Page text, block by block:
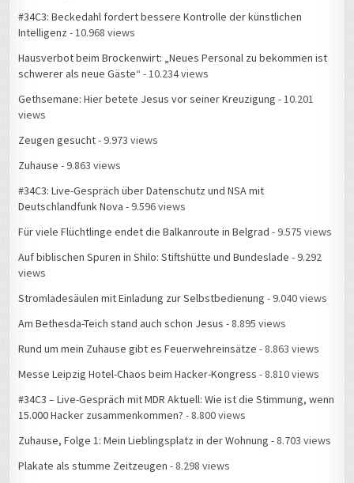
#34C3: Beckedahl fordert bessere Kontrolle der künstlichen
Intelligenz - 10.968 views
Hausverbot beim Brockenwirt: „Neues Personal zu bekommen ist
schwerer als neue Gäste“ - 10.234 views
Gethsemane: Hier betete Jesus vor seiner Kreuzigung - 10.201
views
Zeugen gesucht- 9.973 views
Zuhause - 9.863 views
#34C3: Live-Gespräch über Datenschutz und NSA mit
Deutschlandfunk Nova - 9.596 views
Für viele Flüchtlinge endet die Balkanroute in Belgrad - 9.575 views
Auf biblischen Spuren in Shilo: Stiftshütte und Bundeslade - 9.292
views
Stromladesäulen mit Einladung zur Selbstbedienung - 9.040 views
Am Bethesda-Teich stand auch schon Jesus - 8.895 views
Rund um mein Zuhause gibt es Feuerwehreinsätze - 8.863 views
Messe Leipzig Hotel-Chaos beim Hacker-Kongress - 8.810 views
#34C3 – Live-Gespräch mit MDR Aktuell: Wie ist die Stimmung, wenn
15.000 Hacker zusammenkommen? - 8.800 views
Zuhause, Folge 1: Mein Lieblingsplatz in der Wohnung - 8.703 views
Plakate als stumme Zeitzeugen - 8.298 views